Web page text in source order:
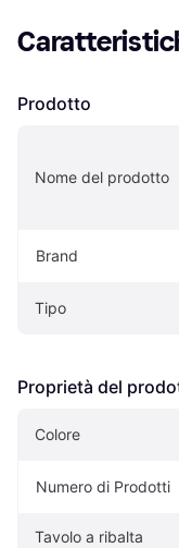
Prodotto
Nome del prodotto
Brand
Tipo
Proprietà del
Colore
Numero di Prodotti
Tavolo a ribalta